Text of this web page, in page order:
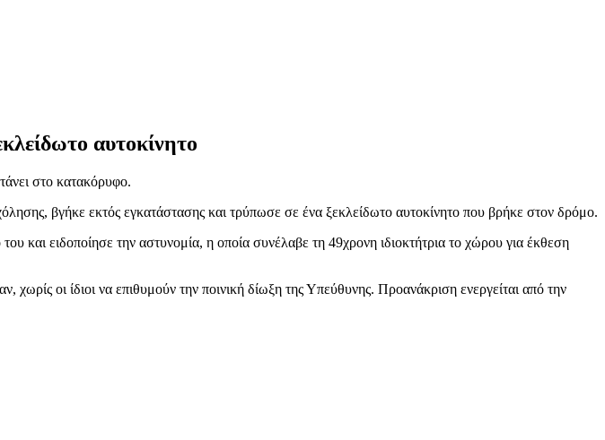
αυτοκίνητο
στο κατακόρυφο.
βγήκε εκτός εγκατάστασης και τρύπωσε σε ένα ξεκλείδωτο αυτοκίνητο που βρήκε στον δρόμο.
και ειδοποίησε την αστυνομία, η οποία συνέλαβε τη 49χρονη ιδιοκτήτρια το χώρου για έκθεση
οι ίδιοι να επιθυμούν την ποινική δίωξη της Υπεύθυνης. Προανάκριση ενεργείται από την